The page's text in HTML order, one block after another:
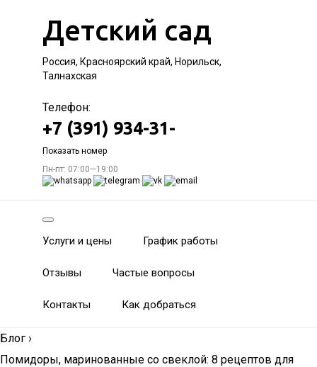
Детский сад
Россия, Красноярский край, Норильск,
Талнахская
Телефон:
+7 (391) 934-31-
Показать номер
Пн-пт: 07:00—19:00
Услуги и цены График работы
Отзывы Частые вопросы
Контакты Как добраться
Блог ›
Помидоры, маринованные со свеклой: 8 рецептов для